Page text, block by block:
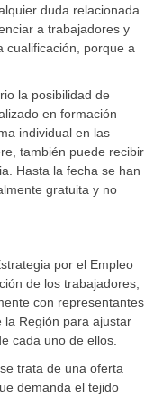
duda relacionada
a trabajadores y
cualificación, porque a
la posibilidad de
en formación
individual en las
también puede recibir
Hasta la fecha se han
gratuita y no
por el Empleo
de los trabajadores,
con representantes
la Región para ajustar
cada uno de ellos.
trata de una oferta
demanda el tejido